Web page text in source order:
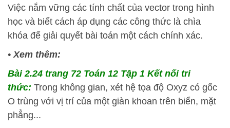
Việc nắm vững các tính chất của vector trong hình
học và biết cách áp dụng các công thức là chìa
khóa để giải quyết bài toán một cách chính xác.
• Xem thêm:
Bài 2.24 trang 72 Toán 12 Tập 1 Kết nối tri
thức: Trong không gian, xét hệ tọa độ Oxyz có gốc
O trùng với vị trí của một giàn khoan trên biển, mặt
phẳng...